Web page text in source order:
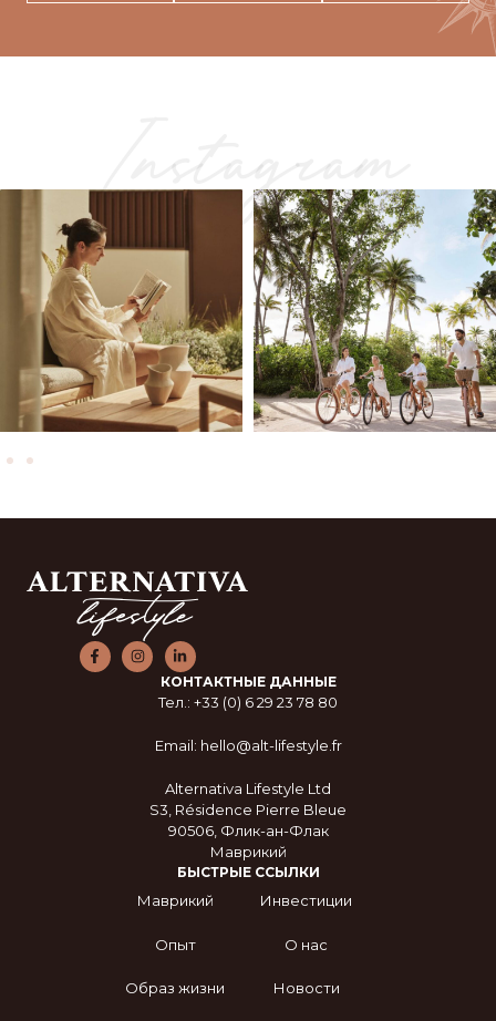
Instagram
КОНТАКТНЫЕ ДАННЫЕ
Тел.: +33 (0) 6 29 23 78 80
Email: hello@alt-lifestyle.fr
Alternativa Lifestyle Ltd
S3, Résidence Pierre Bleue
90506, Флик-ан-Флак
Маврикий
БЫСТРЫЕ ССЫЛКИ
Маврикий
Опыт
Образ жизни
Инвестиции
О нас
Новости